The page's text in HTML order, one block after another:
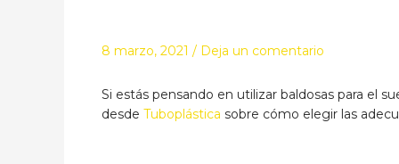
8 marzo, 2021 / Deja un comentario
Si estás pensando en utilizar baldosas para el
desde Tuboplástica sobre cómo elegir las